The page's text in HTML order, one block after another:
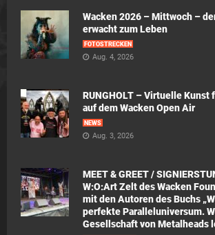
Wacken 2026 – Mittwoch –
erwacht zum Leben
FOTOSTRECKEN
Aug. 4, 2026
RUNGHOLT – Virtuelle Kunst
auf dem Wacken Open Air
NEWS
Aug. 3, 2026
MEET & GREET /
W:O:Art Zelt des Wacken
mit den Autoren des Buchs
perfekte Paralleluniversum.
Gesellschaft von Metalheads